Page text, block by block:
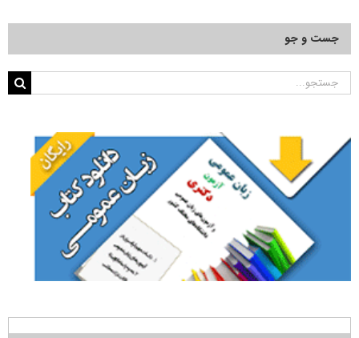
جست و جو
جستجو